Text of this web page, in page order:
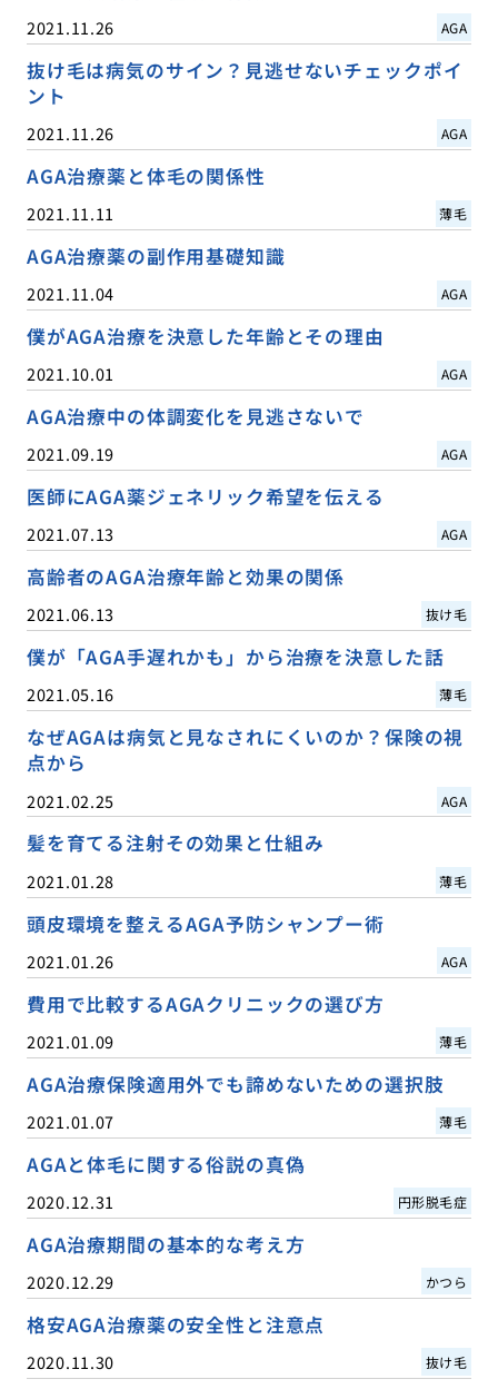
2021.11.26 AGA
抜け毛は病気のサイン？見逃せないチェックポイ
ント
2021.11.26 AGA
AGA治療薬と体毛の関係性
2021.11.11 薄毛
AGA治療薬の副作用基礎知識
2021.11.04 AGA
僕がAGA治療を決意した年齢とその理由
2021.10.01 AGA
AGA治療中の体調変化を見逃さないで
2021.09.19 AGA
医師にAGA薬ジェネリック希望を伝える
2021.07.13 AGA
高齢者のAGA治療年齢と効果の関係
2021.06.13 抜け毛
僕が「AGA手遅れかも」から治療を決意した話
2021.05.16 薄毛
なぜAGAは病気と見なされにくいのか？保険の視
点から
2021.02.25 AGA
髪を育てる注射その効果と仕組み
2021.01.28 薄毛
頭皮環境を整えるAGA予防シャンプー術
2021.01.26 AGA
費用で比較するAGAクリニックの選び方
2021.01.09 薄毛
AGA治療保険適用外でも諦めないための選択肢
2021.01.07 薄毛
AGAと体毛に関する俗説の真偽
2020.12.31 円形脱毛症
AGA治療期間の基本的な考え方
2020.12.29 かつら
格安AGA治療薬の安全性と注意点
2020.11.30 抜け毛